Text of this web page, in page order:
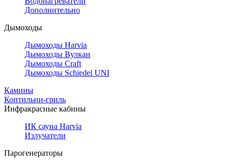
Дополнительно
Дымоходы
Дымоходы Harvia
Дымоходы Вулкан
Дымоходы Craft
Дымоходы Schiedel UNI
Камины
Коптильни-гриль
Инфракрасные кабины
ИК сауна Harvia
Излучатели
Парогенераторы